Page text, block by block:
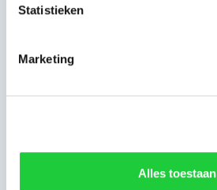
Statistieken
Marketing
Alles toestaan
Direct contact opnemen